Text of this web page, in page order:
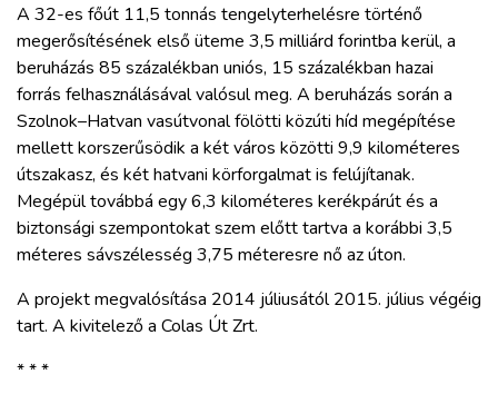
A 32-es főút 11,5 tonnás tengelyterhelésre történő
megerősítésének első üteme 3,5 milliárd forintba kerül, a
beruházás 85 százalékban uniós, 15 százalékban hazai
forrás felhasználásával valósul meg. A beruházás során a
Szolnok–Hatvan vasútvonal fölötti közúti híd megépítése
mellett korszerűsödik a két város közötti 9,9 kilométeres
útszakasz, és két hatvani körforgalmat is felújítanak.
Megépül továbbá egy 6,3 kilométeres kerékpárút és a
biztonsági szempontokat szem előtt tartva a korábbi 3,5
méteres sávszélesség 3,75 méteresre nő az úton.
A projekt megvalósítása 2014 júliusától 2015. július végéig
tart. A kivitelező a Colas Út Zrt.
* * *